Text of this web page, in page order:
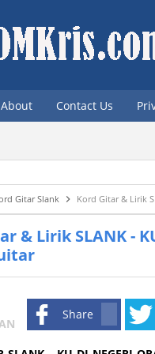
About Contact Us
Gitar Slank Kord Gitar & Lirik
& Lirik SLANK -
Share